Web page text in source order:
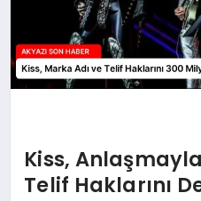
Kiss,
Telif Haklarını